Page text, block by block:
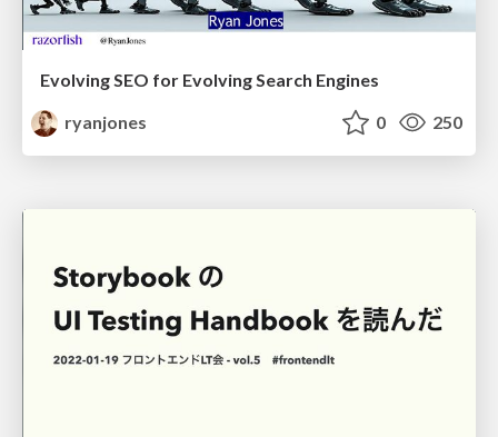
Evolving SEO for Evolving Search Engines
ryanjones
0 250